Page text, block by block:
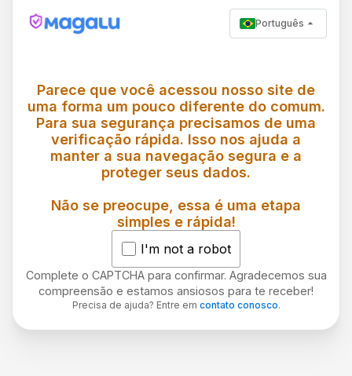
Português
Parece que você acessou nosso site de
uma forma um pouco diferente do comum.
Para sua segurança precisamos de uma
verificação rápida. Isso nos ajuda a
manter a sua navegação segura e a
proteger seus dados.
Não se preocupe, essa é uma etapa
simples e rápida!
I'm not a robot
Complete o CAPTCHA para confirmar. Agradecemos sua
compreensão e estamos ansiosos para te receber!
Precisa de ajuda? Entre em contato conosco.